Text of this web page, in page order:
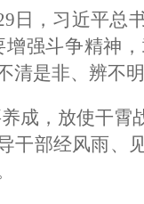
日，习近平总
增强斗争精神
清是非、辨不
成，放使干霄
干部经风雨、